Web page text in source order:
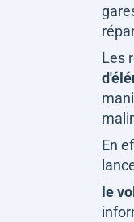
Les
En
le